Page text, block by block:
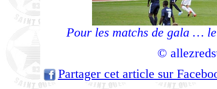
Pour les matchs de gala …
©
Partager cet article sur